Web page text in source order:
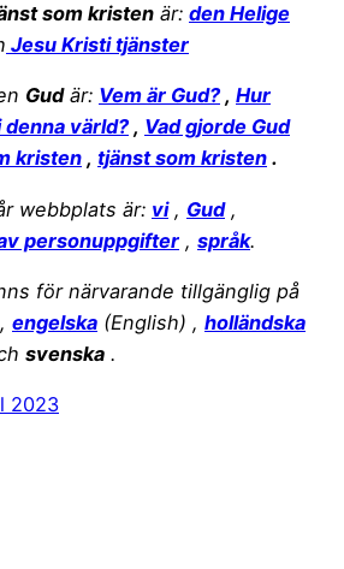
som kristen är: den Helige
Jesu Kristi tjänster
Gudär: Vem är Gud? , Hur
denna värld? , Vad gjorde Gud
kristen , tjänst som kristen .
webbplats är: vi, Gud,
personuppgifter , språk.
för närvarande tillgänglig på
engelska (English) , holländska
svenska .
2023